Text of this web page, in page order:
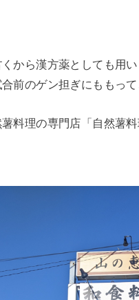
から漢方薬としても用
前のゲン担ぎにももって
料理の専門店「自然薯